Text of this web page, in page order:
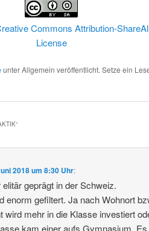
Commons Attribution-
License
unter Allgemein veröffentlicht. Setze ein
“
2018 um 8:30 Uhr:
geprägt in der Schweiz.
enorm gefiltert. Ja nach Wohnort
wird mehr in die Klasse investiert